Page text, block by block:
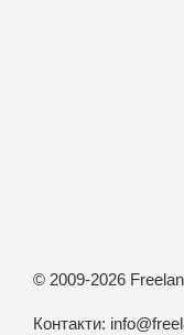
© 2009-2026
Контакти: